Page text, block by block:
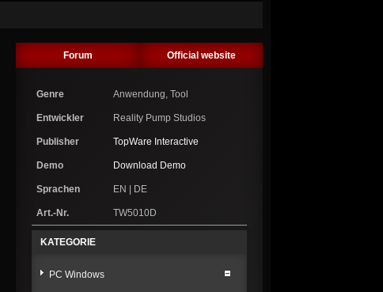
Forum Official website
Genre Anwendung, Tool
Entwickler Reality Pump Studios
Publisher TopWare Interactive
Demo Download Demo
Sprachen EN | DE
Art.-Nr. TW5010D
KATEGORIE
PC Windows